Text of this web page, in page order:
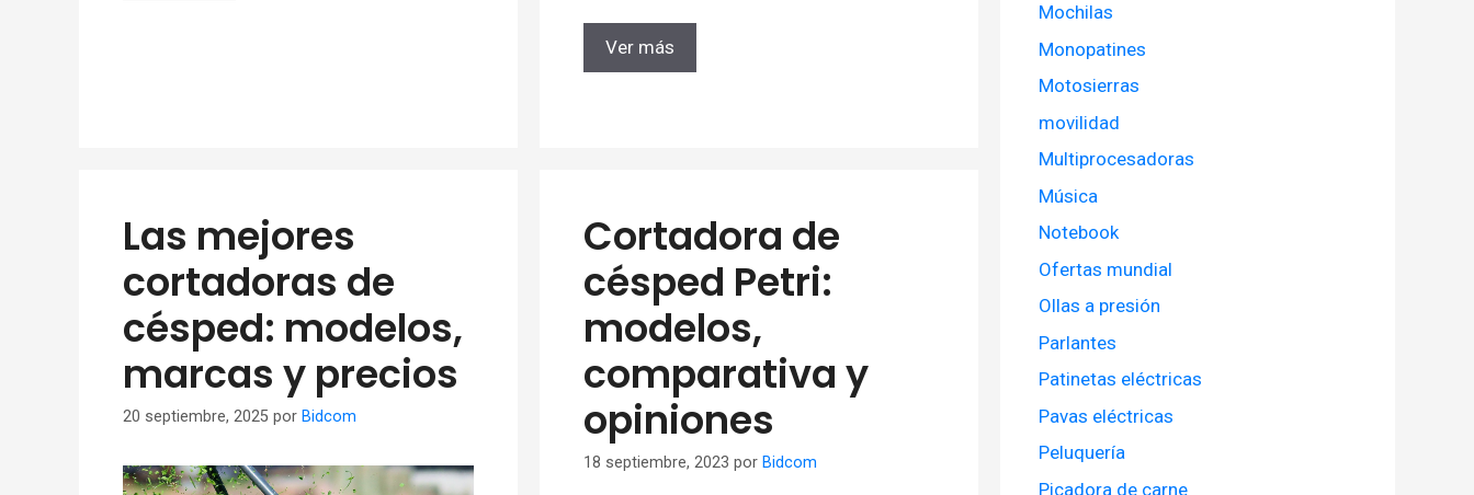
Ver más
Las mejores
cortadoras de
césped: modelos,
marcas y precios
20 septiembre, 2025 por Bidcom
Cortadora de
césped Petri:
modelos,
comparativa y
opiniones
18 septiembre, 2023 por Bidcom
Mochilas
Monopatines
Motosierras
movilidad
Multiprocesadoras
Música
Notebook
Ofertas mundial
Ollas a presión
Parlantes
Patinetas eléctricas
Pavas eléctricas
Peluquería
Picadora de carne